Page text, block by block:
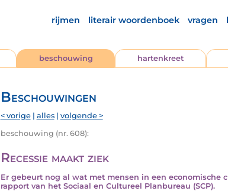
rijmen literair woordenboek vragen
beschouwing hartenkreet
Beschouwingen
< vorige| alles| volgende >
beschouwing (nr. 608):
Recessie maakt ziek
Er gebeurt nog al wat met mensen in een
rapport van het Sociaal en Cultureel Planbureau (SCP).